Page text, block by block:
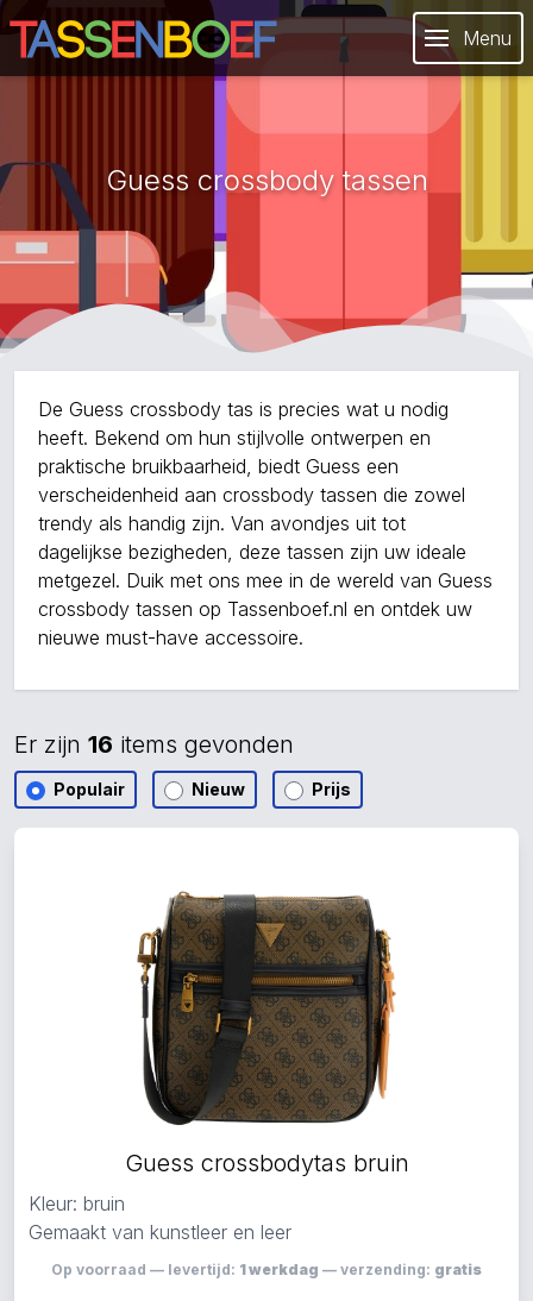
Menu
Guess crossbody tassen
De Guess crossbody tas is precies wat u nodig
heeft. Bekend om hun stijlvolle ontwerpen en
praktische bruikbaarheid, biedt Guess een
verscheidenheid aan crossbody tassen die zowel
trendy als handig zijn. Van avondjes uit tot
dagelijkse bezigheden, deze tassen zijn uw ideale
metgezel. Duik met ons mee in de wereld van Guess
crossbody tassen op Tassenboef.nl en ontdek uw
nieuwe must-have accessoire.
Er zijn 16 items gevonden
Populair Nieuw Prijs
Guess crossbodytas bruin
Kleur: bruin
Gemaakt van kunstleer en leer
Op voorraad — levertijd: 1 werkdag — verzending: gratis